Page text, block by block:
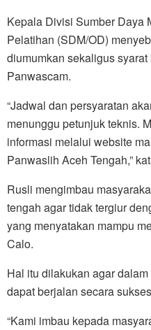
Kepala Divisi Sumber Daya
Pelatihan (SDM/OD)
diumumkan sekaligus
Panwascam.
“Jadwal dan persyaratan
menunggu petunjuk teknis.
informasi melalui website
Panwaslih Aceh Tengah,”
Rusli mengimbau
tengah agar tidak tergiur
yang menyatakan mampu
Calo.
Hal itu dilakukan agar
dapat berjalan secara
“Kami imbau kepada